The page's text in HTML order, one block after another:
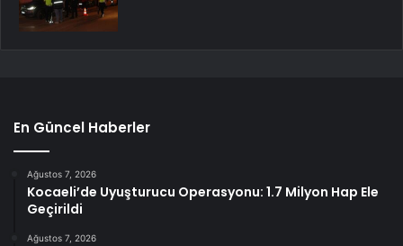
En Güncel Haberler
Ağustos 7, 2026
Kocaeli’de Uyuşturucu Operasyonu: 1.7 Milyon Hap Ele
Geçirildi
Ağustos 7, 2026